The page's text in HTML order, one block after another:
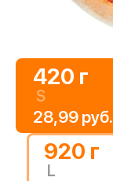
420 г
S
28,99 руб.
920 г
L